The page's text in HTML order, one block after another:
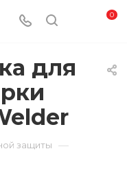
0
для
защиты —